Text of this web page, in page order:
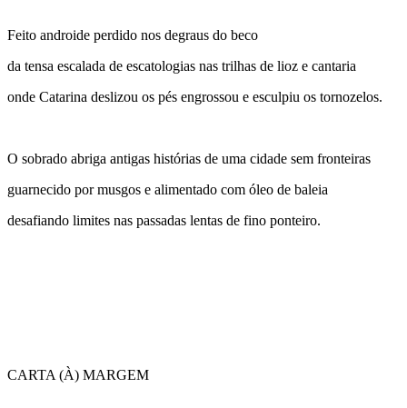
Feito androide perdido nos degraus do beco
da tensa escalada de escatologias nas trilhas de lioz e cantaria
onde Catarina deslizou os pés engrossou e esculpiu os tornozelos.
O sobrado abriga antigas histórias de uma cidade sem fronteiras
guarnecido por musgos e alimentado com óleo de baleia
desafiando limites nas passadas lentas de fino ponteiro.
CARTA (À) MARGEM